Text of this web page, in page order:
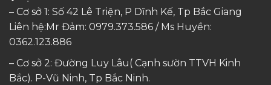
– Cơ sở 1: Số 42 Lê Triện, P Dĩnh Kế, Tp Bắc Giang
Liên hệ:Mr Đảm: 0979.373.586 / Ms Huyền:
0362.123.886
– Cơ sở 2: Đường Luy Lâu( Cạnh sườn TTVH Kinh
Bắc). P-Vũ Ninh, Tp Bắc Ninh.